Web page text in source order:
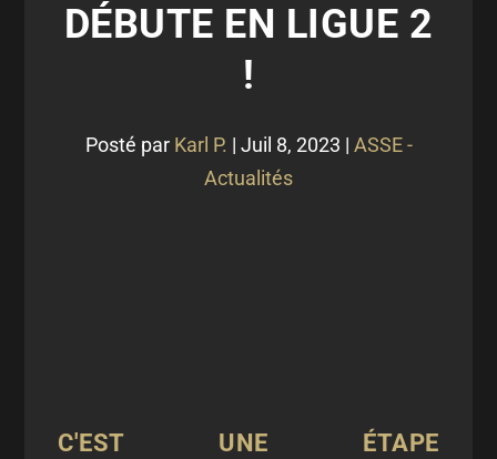
DÉBUTE EN LIGUE 2
!
Posté par Karl P. | Juil 8, 2023 | ASSE -
Actualités
C'EST UNE ÉTAPE